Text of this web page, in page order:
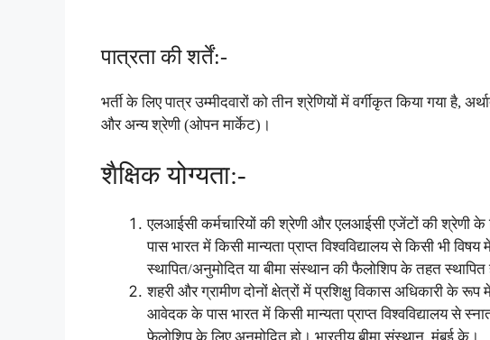
पात्रता की शर्तें:-
भर्ती के लिए पात्र उम्मीदवारों को तीन श्रेणियों में वर्गीकृत किया गया है,
और अन्य श्रेणी (ओपन मार्केट)।
शैक्षिक योग्यता:-
एलआईसी कर्मचारियों की श्रेणी और एलआईसी एजेंटों की श्रेणी के
पास भारत में किसी मान्यता प्राप्त विश्वविद्यालय से किसी भी
स्थापित/अनुमोदित या बीमा संस्थान की फैलोशिप के तहत स्थापित
शहरी और ग्रामीण दोनों क्षेत्रों में प्रशिक्षु विकास अधिकारी के
आवेदक के पास भारत में किसी मान्यता प्राप्त विश्वविद्यालय से